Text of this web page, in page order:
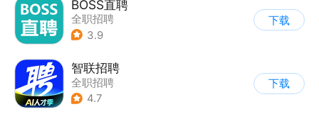
BOSS直聘
全职招聘
3.9
下载
智联招聘
全职招聘
4.7
下载